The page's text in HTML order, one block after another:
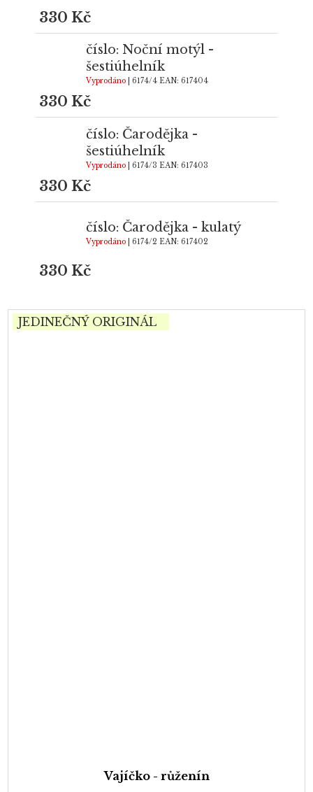
330 Kč
číslo: Noční motýl -
šestiúhelník
Vyprodáno | 6174/4EAN: 617404
330 Kč
číslo: Čarodějka -
šestiúhelník
Vyprodáno | 6174/3EAN: 617403
330 Kč
číslo: Čarodějka - kulatý
Vyprodáno | 6174/2 EAN: 617402
330 Kč
JEDINEČNÝ ORIGINÁL
Vajíčko - růženín